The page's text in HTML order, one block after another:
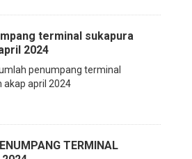
terminal sukapura
2024
penumpang terminal
akap april 2024
TERMINAL